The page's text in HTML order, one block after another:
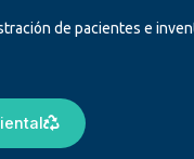
de pacientes e